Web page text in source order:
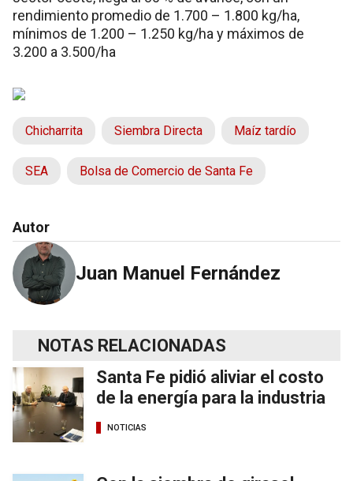
rendimiento promedio de 1.700 – 1.800 kg/ha,
mínimos de 1.200 – 1.250 kg/ha y máximos de
3.200 a 3.500/ha
Chicharrita Siembra Directa Maíz tardío
SEA Bolsa de Comercio de Santa Fe
Autor
Juan Manuel Fernández
NOTAS RELACIONADAS
Santa Fe pidió aliviar el costo
de la energía para la industria
NOTICIAS